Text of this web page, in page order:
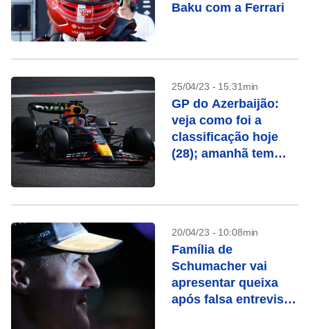
Baku com a Ferrari
25/04/23 - 15:31min
GP do Azerbaijão:
veja como foi a
classificação hoje
(28); amanhã tem
completa
20/04/23 - 10:08min
Família de
Schumacher vai
apresentar queixa
após falsa entrevista